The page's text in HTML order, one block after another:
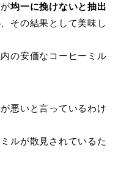
均一に挽けないと抽出
、その結果として美味し
の安価なコーヒーミル
悪いと言っているわけ
ルが散見されているた